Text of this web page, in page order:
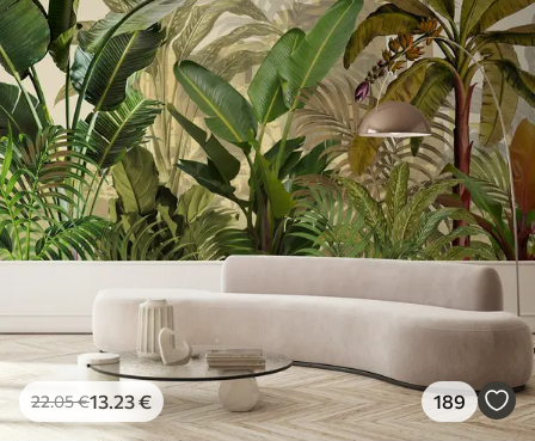
22.05€13 .23€ 189